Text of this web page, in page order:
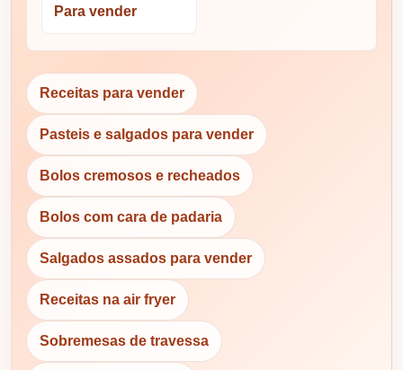
Para vender
Receitas para vender
Pasteis e salgados para vender
Bolos cremosos e recheados
Bolos com cara de padaria
Salgados assados para vender
Receitas na air fryer
Sobremesas de travessa